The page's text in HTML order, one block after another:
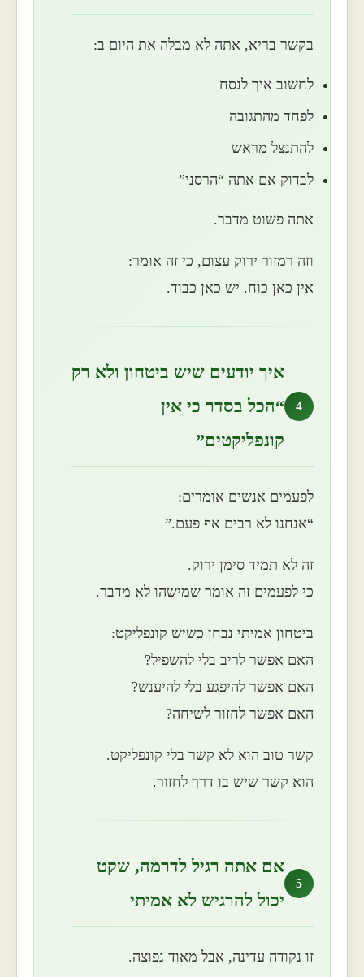
בקשר בריא, אתה לא מבלה את היום ב:
לחשוב איך לנסח
לפחד מהתגובה
להתנצל מראש
לבדוק אם אתה “הרסני”
אתה פשוט מדבר.
וזה רמזור ירוק עצום, כי זה אומר:
אין כאן כוח. יש כאן כבוד.
4
איך יודעים שיש ביטחון ולא רק
“הכל בסדר כי אין
קונפליקטים”
לפעמים אנשים אומרים:
“אנחנו לא רבים אף פעם.”
זה לא תמיד סימן ירוק.
כי לפעמים זה אומר שמישהו לא מדבר.
ביטחון אמיתי נבחן כשיש קונפליקט:
האם אפשר לריב בלי להשפיל?
האם אפשר להיפגע בלי להיענש?
האם אפשר לחזור לשיחה?
קשר טוב הוא לא קשר בלי קונפליקט.
הוא קשר שיש בו דרך לחזור.
5
אם אתה רגיל לדרמה, שקט
יכול להרגיש לא אמיתי
זו נקודה עדינה, אבל מאוד נפוצה.